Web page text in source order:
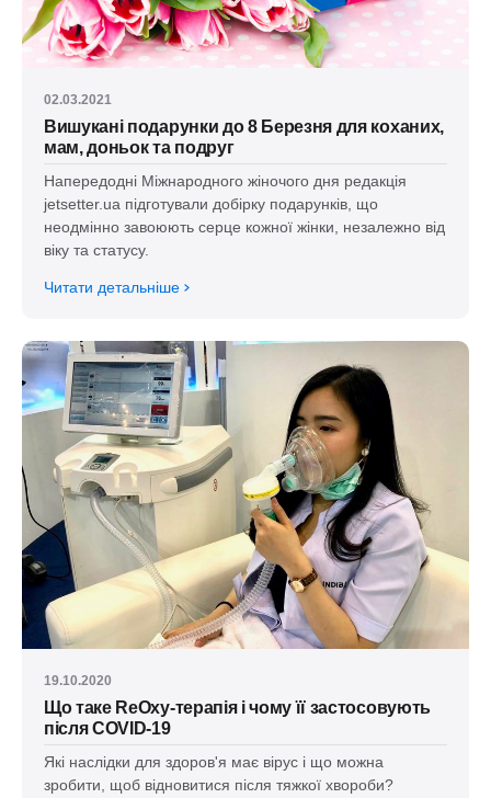
02.03.2021
Вишукані подарунки до 8 Березня для коханих,
мам, доньок та подруг
Напередодні Міжнародного жіночого дня редакція
jetsetter.ua підготували добірку подарунків, що
неодмінно завоюють серце кожної жінки, незалежно від
віку та статусу.
Читати детальніше
19.10.2020
Що таке ReOxy-терапія і чому її застосовують
після COVID-19
Які наслідки для здоров'я має вірус і що можна
зробити, щоб відновитися після тяжкої хвороби?